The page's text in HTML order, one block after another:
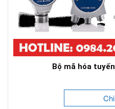
Bộ mã hóa